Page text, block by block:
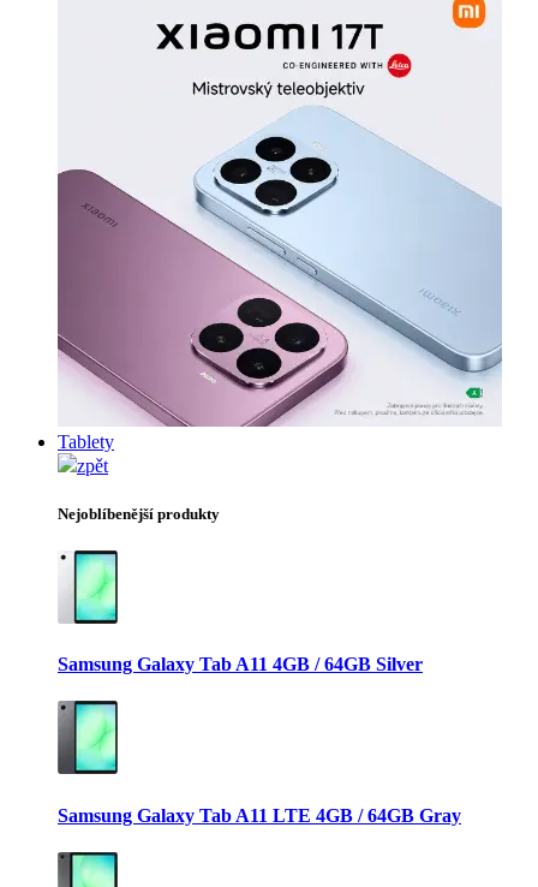
Tablety
zpět
Nejoblíbenější produkty
Samsung Galaxy Tab A11 4GB / 64GB Silver
Samsung Galaxy Tab A11 LTE 4GB / 64GB Gray